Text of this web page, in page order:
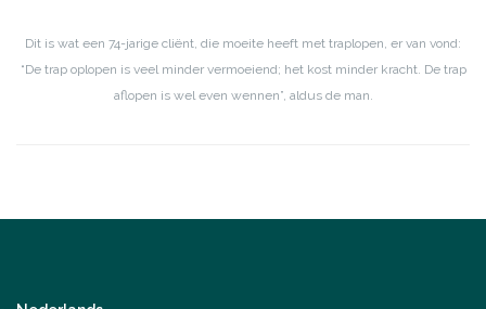
Dit is wat een 74-jarige cliënt, die moeite heeft met traplopen, er van vond:
“De trap oplopen is veel minder vermoeiend; het kost minder kracht. De trap
aflopen is wel even wennen”, aldus de man.